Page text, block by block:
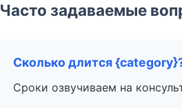
Часто задаваемые
Сколько длится
Сроки озвучиваем на